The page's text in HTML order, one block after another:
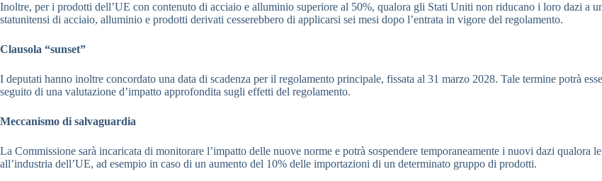
Inoltre, per i prodotti dell’UE con contenuto di acciaio e alluminio superiore al 50%, qualora gli Stati Uniti non riducano i loro dazi a
statunitensi di acciaio, alluminio e prodotti derivati cesserebbero di applicarsi sei mesi dopo l’entrata in vigore del regolamento.
Clausola “sunset”
I deputati hanno inoltre concordato una data di scadenza per il regolamento principale, fissata al 31 marzo 2028. Tale termine potrà
seguito di una valutazione d’impatto approfondita sugli effetti del regolamento.
Meccanismo di salvaguardia
La Commissione sarà incaricata di monitorare l’impatto delle nuove norme e potrà sospendere temporaneamente i nuovi dazi
all’industria dell’UE, ad esempio in caso di un aumento del 10% delle importazioni di un determinato gruppo di prodotti.